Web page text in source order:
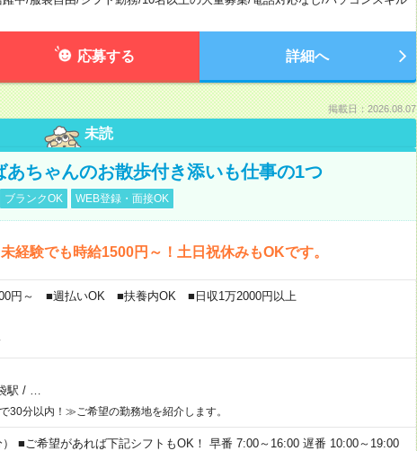
応募する 詳細へ
掲載日：2026.08.07
未読
あちゃんのお散歩付き添いも仕事の1つ
ブランクOK WEB登録・面接OK
験でも時給1500円～！土日祝休みもOKです。
円～ ■週払いOK ■扶養内OK ■日収1万2000円以上
駅 /
30分以内！≫ご希望の勤務地を紹介します。
■ご希望があれば下記シフトもOK！ 早番 7:00～16:00 遅番 10:00～19:00